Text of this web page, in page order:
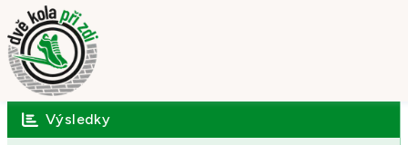
Úvod
Výsledky